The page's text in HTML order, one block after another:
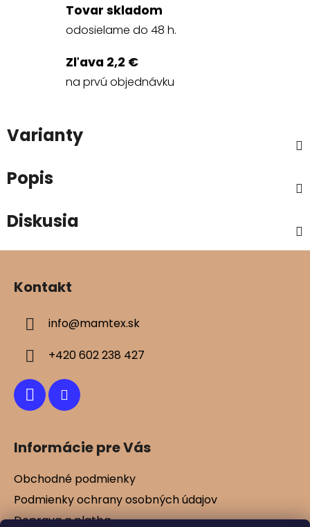
Tovar skladom
odosielame do 48 h.
Zľava 2,2 €
na prvú objednávku
Varianty
Popis
Diskusia
Kontakt
info@mamtex.sk
+420 602 238 427
Informácie pre Vás
Obchodné podmienky
Podmienky ochrany osobných údajov
Doprava a platba